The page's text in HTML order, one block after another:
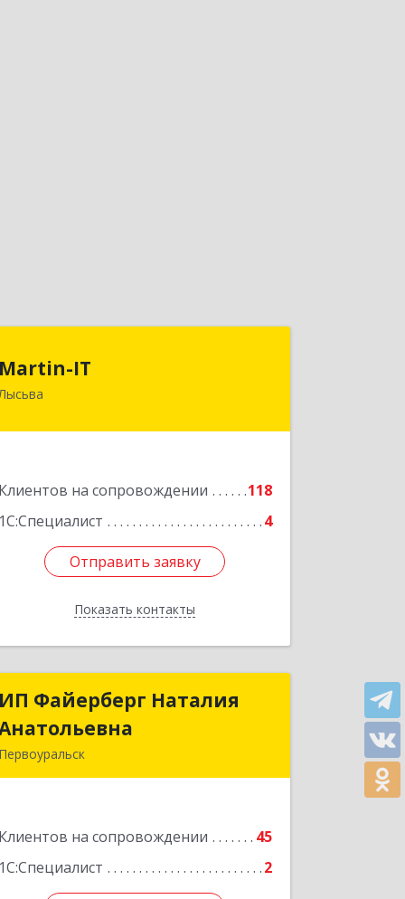
Martin-IT
Лысьва
Клиентов на сопровождении
118
1С:Специалист
4
Отправить заявку
Показать контакты
618900, Пермский край, Лысьва г,
Отправить заявку
Назад
ИП Файерберг Наталия
Первоуральск
Клиентов на сопровождении
45
1С:Специалист
2
ИП Файерберг Наталия
Подробнее